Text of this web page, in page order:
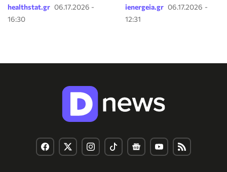
healthstat.gr 06.17.2026 -
16:30
ienergeia.gr 06.17.2026 -
12:31